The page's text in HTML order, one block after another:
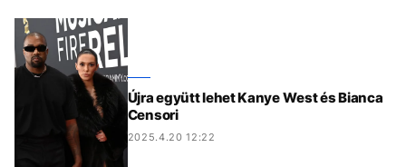
Újra együtt lehet Kanye West és Bianca
Censori
2025.4.20 12:22